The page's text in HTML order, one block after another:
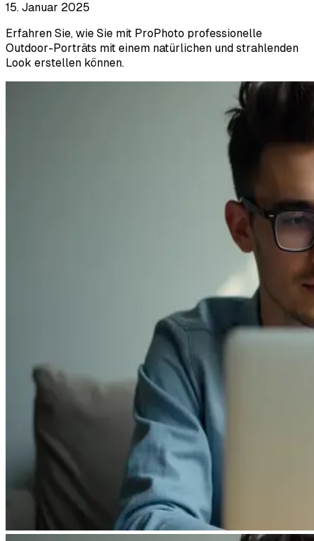
15. Januar 2025
Erfahren Sie, wie Sie mit ProPhoto professionelle
Outdoor-Porträts mit einem natürlichen und strahlenden
Look erstellen können.